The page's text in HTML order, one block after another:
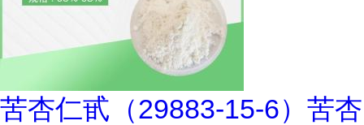
苦杏仁甙（29883-15-6）苦杏